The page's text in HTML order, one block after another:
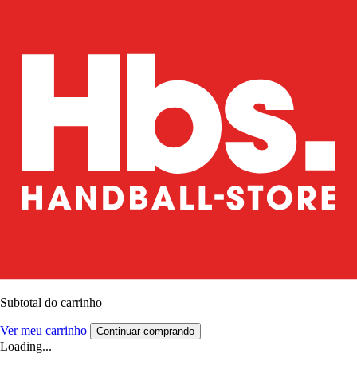
Subtotal do carrinho
Ver meu carrinho Continuar comprando
Loading...